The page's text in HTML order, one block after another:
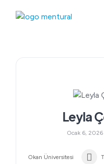
Leyla
Ocak 6,
Okan Üniversitesi